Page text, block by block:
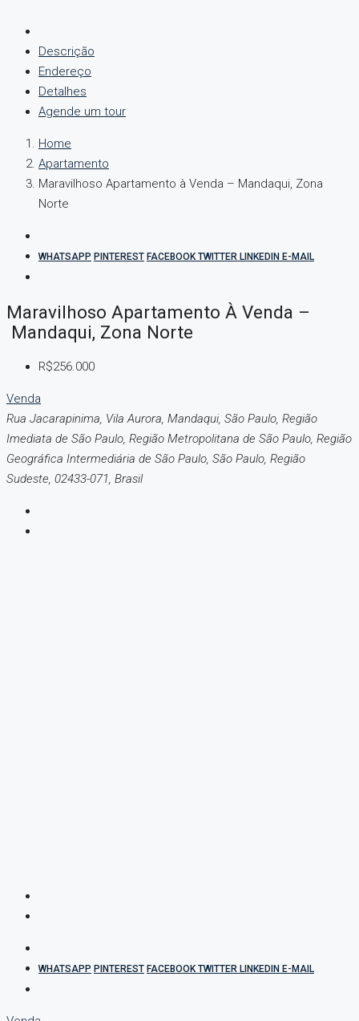
Descrição
Endereço
Detalhes
Agende um tour
Home
Apartamento
Maravilhoso Apartamento à Venda – Mandaqui, Zona
Norte
WHATSAPP PINTEREST FACEBOOKTWITTER LINKEDIN E-MAIL
Maravilhoso Apartamento À Venda –
Mandaqui, Zona Norte
R$256.000
Venda
Rua Jacarapinima, Vila Aurora, Mandaqui, São Paulo, Região
Imediata de São Paulo, Região Metropolitana de São Paulo, Região
Geográfica Intermediária de São Paulo, São Paulo, Região
Sudeste, 02433-071, Brasil
WHATSAPP PINTEREST FACEBOOKTWITTER LINKEDIN E-MAIL